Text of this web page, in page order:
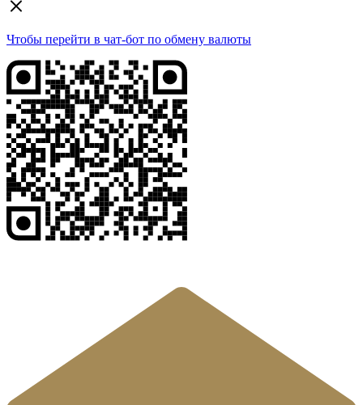
Чтобы перейти в чат-бот по обмену валюты